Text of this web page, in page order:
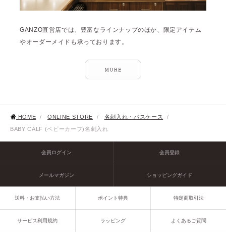
GANZO直営店では、豊富なラインナップのほか、限定アイテム
やオーダーメイドも承っております。
HOME / ONLINE STORE / 名刺入れ・パスケース
/
BABY CALF (ベビーカーフ)名刺入れ
会員ログイン 会員登録
メールマガジン ショッピングガイド
送料・お支払い方法 ポイント特典 特定商取引法
サービス利用規約 ラッピング よくあるご質問